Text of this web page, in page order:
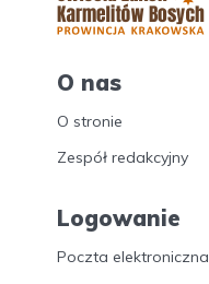
O nas
O stronie
Zespół redakcyjny
Logowanie
Poczta elektroniczna